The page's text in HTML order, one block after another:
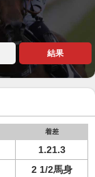
結果
着差
1.21.3
2 1/2馬身